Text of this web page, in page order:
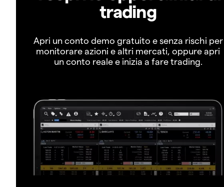
trading
Apri un conto demo gratuito e senza rischi per
monitorare azioni e altri mercati, oppure apri
un conto reale e inizia a fare trading.